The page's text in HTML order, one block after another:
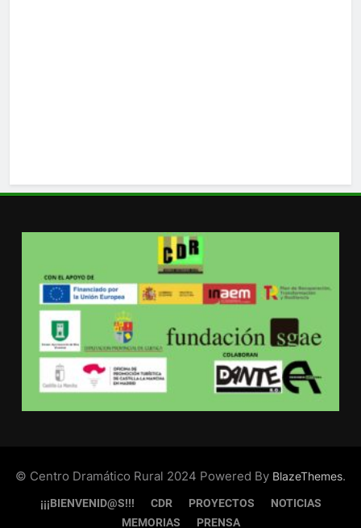
© Centro Dramático Rural 2024 Powered By BlazeThemes.
¡¡¡BIENVENID@S!!! CDR PROYECTOS
NOTICIAS
MEMORIAS
PRENSA